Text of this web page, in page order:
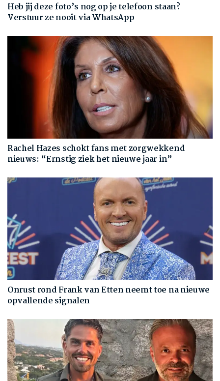
Heb jij deze foto’s nog op je telefoon staan?
Verstuur ze nooit via WhatsApp
Rachel Hazes schokt fans met zorgwekkend
nieuws: “Ernstig ziek het nieuwe jaar in”
Onrust rond Frank van Etten neemt toe na nieuwe
opvallende signalen